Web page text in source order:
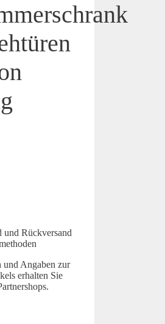
und Rückversand
und Angaben zur
erhalten Sie